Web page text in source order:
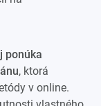
ponúka
, ktorá
v online.